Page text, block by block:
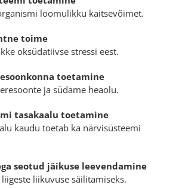
loomulikku kaitsevõimet.
toime
oksüdatiivse stressi eest.
toetamine
ja südame heaolu.
tasakaalu toetamine
kaudu toetab ka närvisüsteemi
seotud jäikuse leevendamine
liikuvuse säilitamiseks.